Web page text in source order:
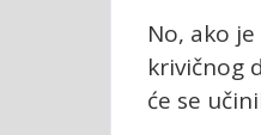
No, ako
krivičnog
će se